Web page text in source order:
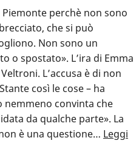
perchè non sono
che si può
Non sono un
o spostato». L’ira di Emma
L’accusa è di non
così le cose – ha
nemmeno convinta che
da qualche parte». La
è una questione… Leggi